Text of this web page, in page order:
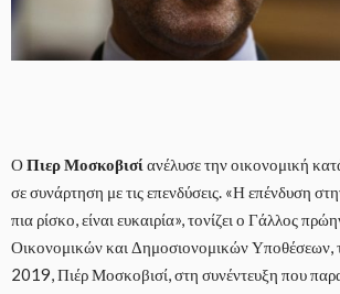
ΟΠιερ Μοσκοβισί ανέλυσε την οικονομική
σε συνάρτηση με τις επενδύσεις. «Η επένδυση
πια ρίσκο, είναι ευκαιρία», τονίζει ο Γάλλος
Οικονομικών και Δημοσιονομικών Υποθέσεων,
2019, Πιέρ Μοσκοβισί, στη συνέντευξη που